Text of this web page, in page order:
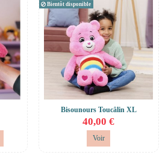
Bientôt disponible
Bisounours Toucâlin XL
40,00 €
Voir